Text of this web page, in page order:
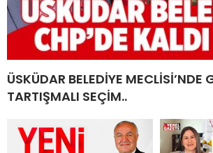
ÜSKÜDAR BELEDİYE MECLİSİ’NDE
TARTIŞMALI SEÇİM..